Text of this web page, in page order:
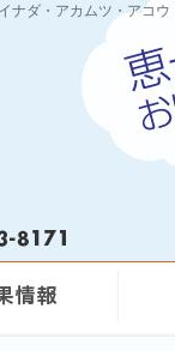
ナダ・アカムツ・アコ